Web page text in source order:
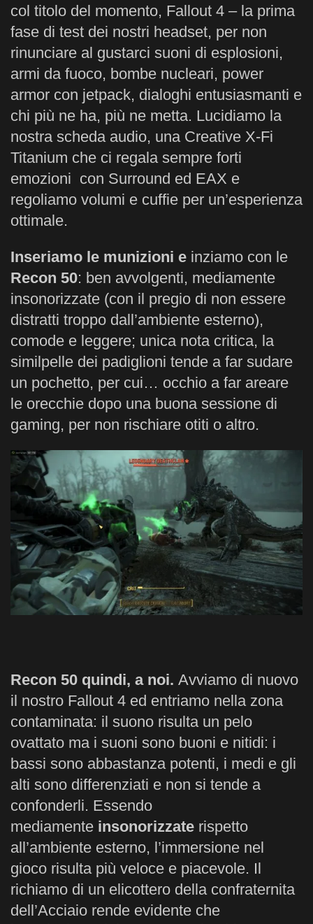
col titolo del momento, Fallout 4 – la prima
fase di test dei nostri headset, per non
rinunciare al gustarci suoni di esplosioni,
armi da fuoco, bombe nucleari, power
armor con jetpack, dialoghi entusiasmanti e
chi più ne ha, più ne metta. Lucidiamo la
nostra scheda audio, una Creative X-Fi
Titanium che ci regala sempre forti
emozioni con Surround ed EAX e
regoliamo volumi e cuffie per un’esperienza
ottimale.
Inseriamo le munizioni e inziamo con le
Recon 50: ben avvolgenti, mediamente
insonorizzate (con il pregio di non essere
distratti troppo dall’ambiente esterno),
comode e leggere; unica nota critica, la
similpelle dei padiglioni tende a far sudare
un pochetto, per cui… occhio a far areare
le orecchie dopo una buona sessione di
gaming, per non rischiare otiti o altro.
Recon 50 quindi, a noi. Avviamo di nuovo
il nostro Fallout 4 ed entriamo nella zona
contaminata: il suono risulta un pelo
ovattato ma i suoni sono buoni e nitidi: i
bassi sono abbastanza potenti, i medi e gli
alti sono differenziati e non si tende a
confonderli. Essendo
mediamente insonorizzate rispetto
all’ambiente esterno, l’immersione nel
gioco risulta più veloce e piacevole. Il
richiamo di un elicottero della confraternita
dell’Acciaio rende evidente che